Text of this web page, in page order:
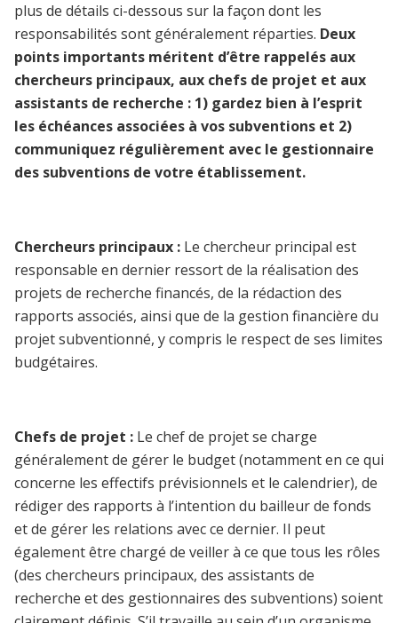
plus de détails ci-dessous sur la façon dont les
responsabilités sont généralement réparties. Deux
points importants méritent d’être rappelés aux
chercheurs principaux, aux chefs de projet et aux
assistants de recherche : 1) gardez bien à l’esprit
les échéances associées à vos subventions et 2)
communiquez régulièrement avec le gestionnaire
des subventions de votre établissement.
Chercheurs principaux : Le chercheur principal est
responsable en dernier ressort de la réalisation des
projets de recherche financés, de la rédaction des
rapports associés, ainsi que de la gestion financière du
projet subventionné, y compris le respect de ses limites
budgétaires.
Chefs de projet : Le chef de projet se charge
généralement de gérer le budget (notamment en ce qui
concerne les effectifs prévisionnels et le calendrier), de
rédiger des rapports à l’intention du bailleur de fonds
et de gérer les relations avec ce dernier. Il peut
également être chargé de veiller à ce que tous les rôles
(des chercheurs principaux, des assistants de
recherche et des gestionnaires des subventions) soient